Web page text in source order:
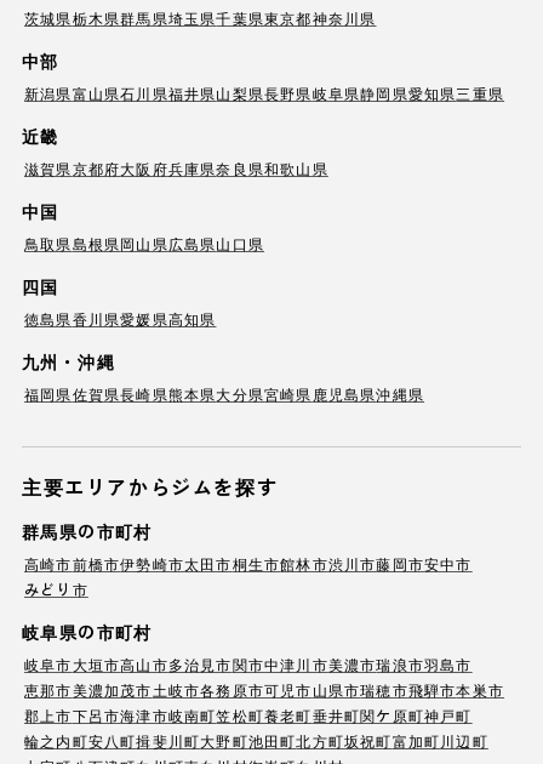
茨城県栃木県群馬県埼玉県千葉県東京都神奈川県
中部
新潟県富山県石川県福井県山梨県長野県岐阜県静岡県愛知県三重県
近畿
滋賀県京都府大阪府兵庫県奈良県和歌山県
中国
鳥取県島根県岡山県広島県山口県
四国
徳島県香川県愛媛県高知県
九州・沖縄
福岡県佐賀県長崎県熊本県大分県宮崎県 鹿児島県沖縄県
主要エリアからジムを探す
群馬県の市町村
高崎市前橋市伊勢崎市太田市桐生市館林市渋川市藤岡市安中市
みどり市
岐阜県の市町村
岐阜市大垣市高山市多治見市関市中津川市美濃市瑞浪市羽島市
恵那市美濃加茂市土岐市各務原市可児市山県市瑞穂市飛騨市本巣市
郡上市下呂市海津市岐南町笠松町養老町垂井町関ケ原町神戸町
輪之内町安八町揖斐川町大野町池田町北方町坂祝町富加町川辺町